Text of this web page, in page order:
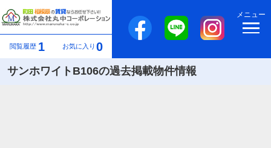
閲覧履歴 1 お気に入り 0
メニュー
サンホワイトB106の過去掲載物件情報